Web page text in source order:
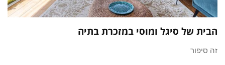
הבית של סיגל ומוסי במזכרת בתיה
זה סיפור